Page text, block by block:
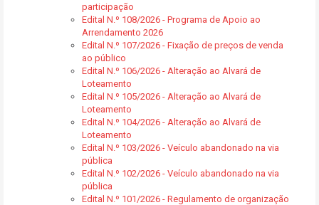
participação
Edital N.º 108/2026 - Programa de Apoio ao
Arrendamento 2026
Edital N.º 107/2026 - Fixação de preços de venda
ao público
Edital N.º 106/2026 - Alteração ao Alvará de
Loteamento
Edital N.º 105/2026 - Alteração ao Alvará de
Loteamento
Edital N.º 104/2026 - Alteração ao Alvará de
Loteamento
Edital N.º 103/2026 - Veículo abandonado na via
pública
Edital N.º 102/2026 - Veículo abandonado na via
pública
Edital N.º 101/2026 - Regulamento de organização